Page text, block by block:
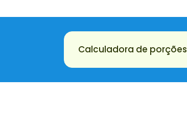
Calculadora de porções